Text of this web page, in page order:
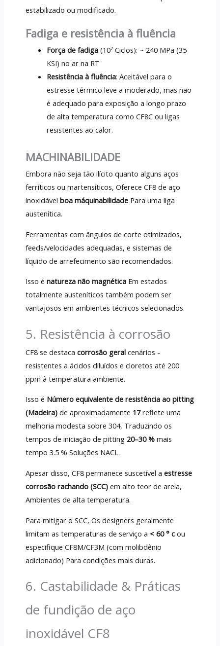
estabilizado ou modificado.
Fadiga e resistência à fluência
Força de fadiga (10⁷ Ciclos): ~ 240 MPa (35
KSI) no ar na RT
Resistência à fluência: Aceitável para o
estresse térmico leve a moderado, mas não
é adequado para exposição a longo prazo
de alta temperatura como CF8C ou ligas
resistentes ao calor.
MACHINABILIDADE
Embora não seja tão ilícito quanto alguns aços
ferríticos ou martensíticos, Oferece CF8 de aço
inoxidável boa máquinabilidadePara uma liga
austenítica.
Ferramentas com ângulos de corte otimizados,
feeds/velocidades adequadas, e sistemas de
líquido de arrefecimento são recomendados.
Isso é natureza não magnéticaEm estados
totalmente austeníticos também podem ser
vantajosos em ambientes técnicos selecionados.
5. Resistência à corrosão
CF8 se destaca corrosão geralcenários -
resistentes a ácidos diluídos e cloretos até 200
ppm à temperatura ambiente.
Isso é Número equivalente de resistência ao pitting
(Madeira)de aproximadamente 17reflete uma
melhoria modesta sobre 304, Traduzindo os
tempos de iniciação de pitting 20–30 %mais
tempo 3.5 % Soluções NACL.
Apesar disso, CF8 permanece suscetível a estresse
corrosão rachando (SCC)em alto teor de areia,
Ambientes de alta temperatura.
Para mitigar o SCC, Os designers geralmente
limitam as temperaturas de serviço a < 60 ° cou
especifique CF8M/CF3M (com molibdênio
adicionado) Para condições mais duras.
6. Castabilidade & Práticas
de fundição de aço
inoxidável CF8